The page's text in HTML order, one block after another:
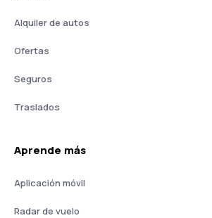
Alquiler de autos
Ofertas
Seguros
Traslados
Aprende más
Aplicación móvil
Radar de vuelo